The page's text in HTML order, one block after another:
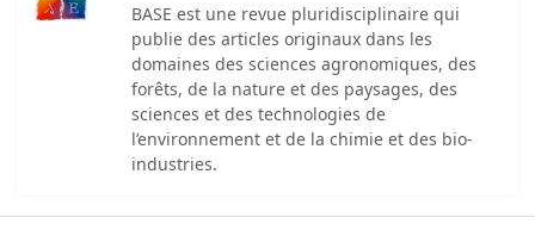
BASE est une revue pluridisciplinaire qui
publie des articles originaux dans les
domaines des sciences agronomiques, des
forêts, de la nature et des paysages, des
sciences et des technologies de
l’environnement et de la chimie et des bio-
industries.